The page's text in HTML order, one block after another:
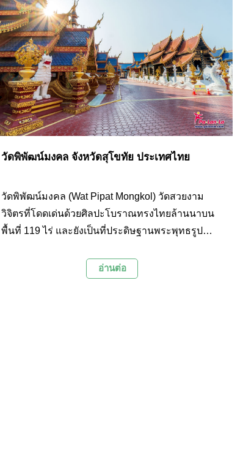
วัดพิพัฒน์มงคล จังหวัดสุโขทัย ประเทศไทย
วัดพิพัฒน์มงคล (Wat Pipat Mongkol) วัดสวยงาม
วิจิตรที่โดดเด่นด้วยศิลปะโบราณทรงไทยล้านนาบน
พื้นที่ 119 ไร่ และยังเป็นที่ประดิษฐานพระพุทธรูป
ที่มีความงดงามและเป็นพระพุทธรูปศักดิ์สิทธิ์ของ
อ่านต่อ